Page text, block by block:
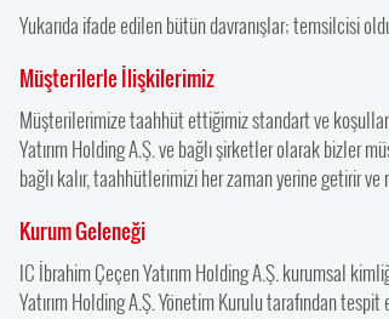
Yukarıda ifade edilen bütün davranışlar; temsilcisi
Müşterilerle İlişkilerimiz
Müşterilerimize taahhüt ettiğimiz standart ve
Yatırım Holding A.Ş. ve bağlı şirketler olarak bizler
bağlı kalır, taahhütlerimizi her zaman yerine getirir
Kurum Geleneği
IC İbrahim Çeçen Yatırım Holding A.Ş. kurumsal
Yatırım Holding A.Ş. Yönetim Kurulu tarafından